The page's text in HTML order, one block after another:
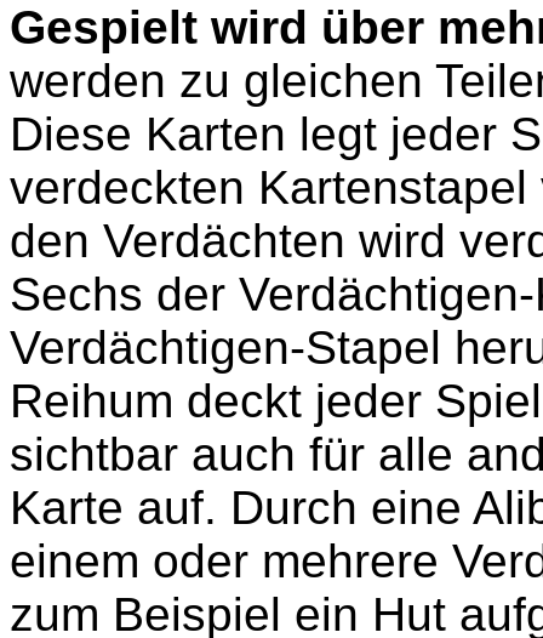
Gespielt wird über
werden zu gleichen
Diese Karten legt jeder
verdeckten
den Verdächten wird
Sechs der
Verdächtigen-Stapel
Reihum deckt jeder
sichtbar auch für alle
Karte auf. Durch eine
einem oder mehrere
zum Beispiel ein Hut